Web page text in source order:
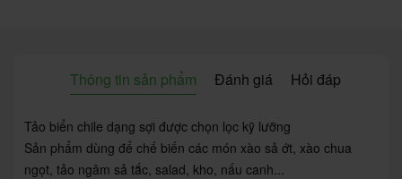
Thông tin sản phẩm Đánh giá Hỏi đáp
Tảo biển chile dạng sợi được chọn lọc kỹ lưỡng
Sản phẩm dùng để chế biến các món xào sả ớt, xào chua
ngọt, tảo ngâm sả tắc, salad, kho, nấu canh...